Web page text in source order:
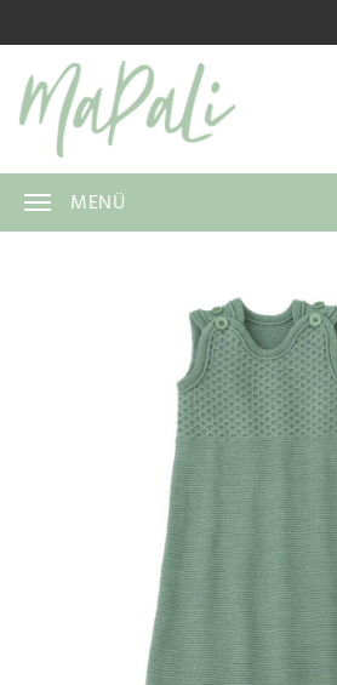
MENÜ